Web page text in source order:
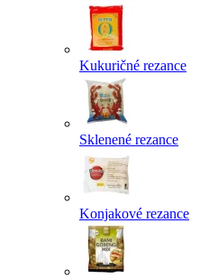
Kukuričné rezance
Sklenené rezance
Konjakové rezance